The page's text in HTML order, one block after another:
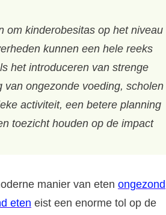
om kinderobesitas op het niveau
kunnen een hele reeks
het introduceren van strenge
ongezonde voeding, scholen
activiteit, een betere planning
toezicht houden op de impact
manier van eten ongezond
eten eist een enorme tol op de